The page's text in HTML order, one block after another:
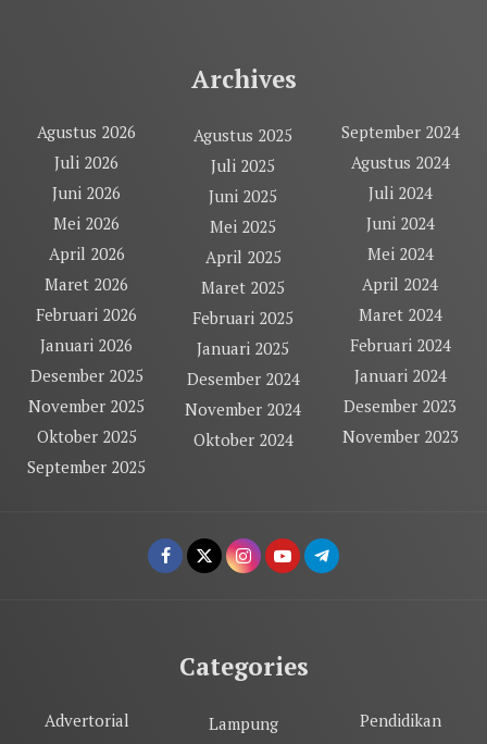
Archives
Agustus 2026
Juli 2026
Juni 2026
Mei 2026
April 2026
Maret 2026
Februari 2026
Januari 2026
Desember 2025
November 2025
Oktober 2025
September 2025
Agustus 2025
Juli 2025
Juni 2025
Mei 2025
April 2025
Maret 2025
Februari 2025
Januari 2025
Desember 2024
November 2024
Oktober 2024
September 2024
Agustus 2024
Juli 2024
Juni 2024
Mei 2024
April 2024
Maret 2024
Februari 2024
Januari 2024
Desember 2023
November 2023
Categories
Advertorial
Lampung
Pendidikan